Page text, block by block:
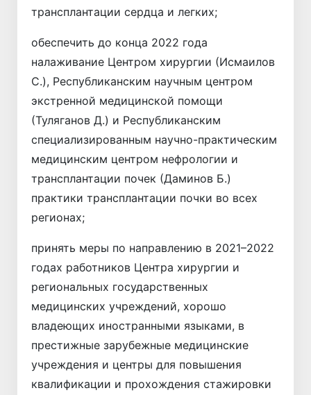
трансплантации сердца и легких;
обеспечить до конца 2022 года
налаживание Центром хирургии (Исмаилов
С.), Республиканским научным центром
экстренной медицинской помощи
(Туляганов Д.) и Республиканским
специализированным научно-практическим
медицинским центром нефрологии и
трансплантации почек (Даминов Б.)
практики трансплантации почки во всех
регионах;
принять меры по направлению в 2021–2022
годах работников Центра хирургии и
региональных государственных
медицинских учреждений, хорошо
владеющих иностранными языками, в
престижные зарубежные медицинские
учреждения и центры для повышения
квалификации и прохождения стажировки